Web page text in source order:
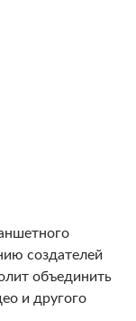
создателей
объединить
и другого